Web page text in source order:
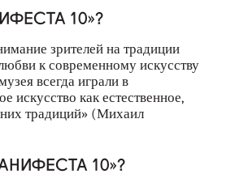
10»?
зрителей на традиции
к современному искусству
всегда играли в
как естественное,
традиций» (Михаил
10»?